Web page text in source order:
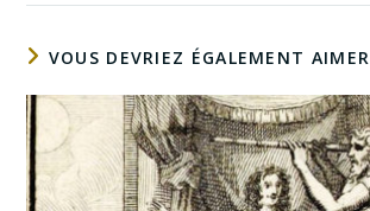
VOUS DEVRIEZ ÉGALEMENT AIMER